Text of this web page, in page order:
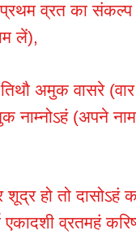
व्रत का
लें),
तिथौ अमुक वासरे
नाम्नोऽहं (अपने
शूद्र हो तो
एकादशी व्रतमहं